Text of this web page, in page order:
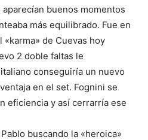
buenos momentos
más equilibrado. Fue en
de Cuevas hoy
2 doble faltas le
conseguiría un nuevo
en el set. Fognini se
eficiencia y así cerrarría ese
buscando la «heroica»